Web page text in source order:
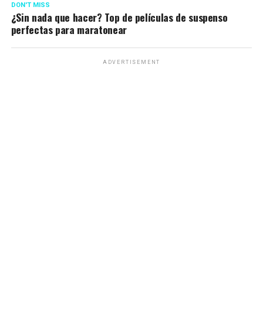
DON'T MISS
¿Sin nada que hacer? Top de películas de suspenso
perfectas para maratonear
ADVERTISEMENT